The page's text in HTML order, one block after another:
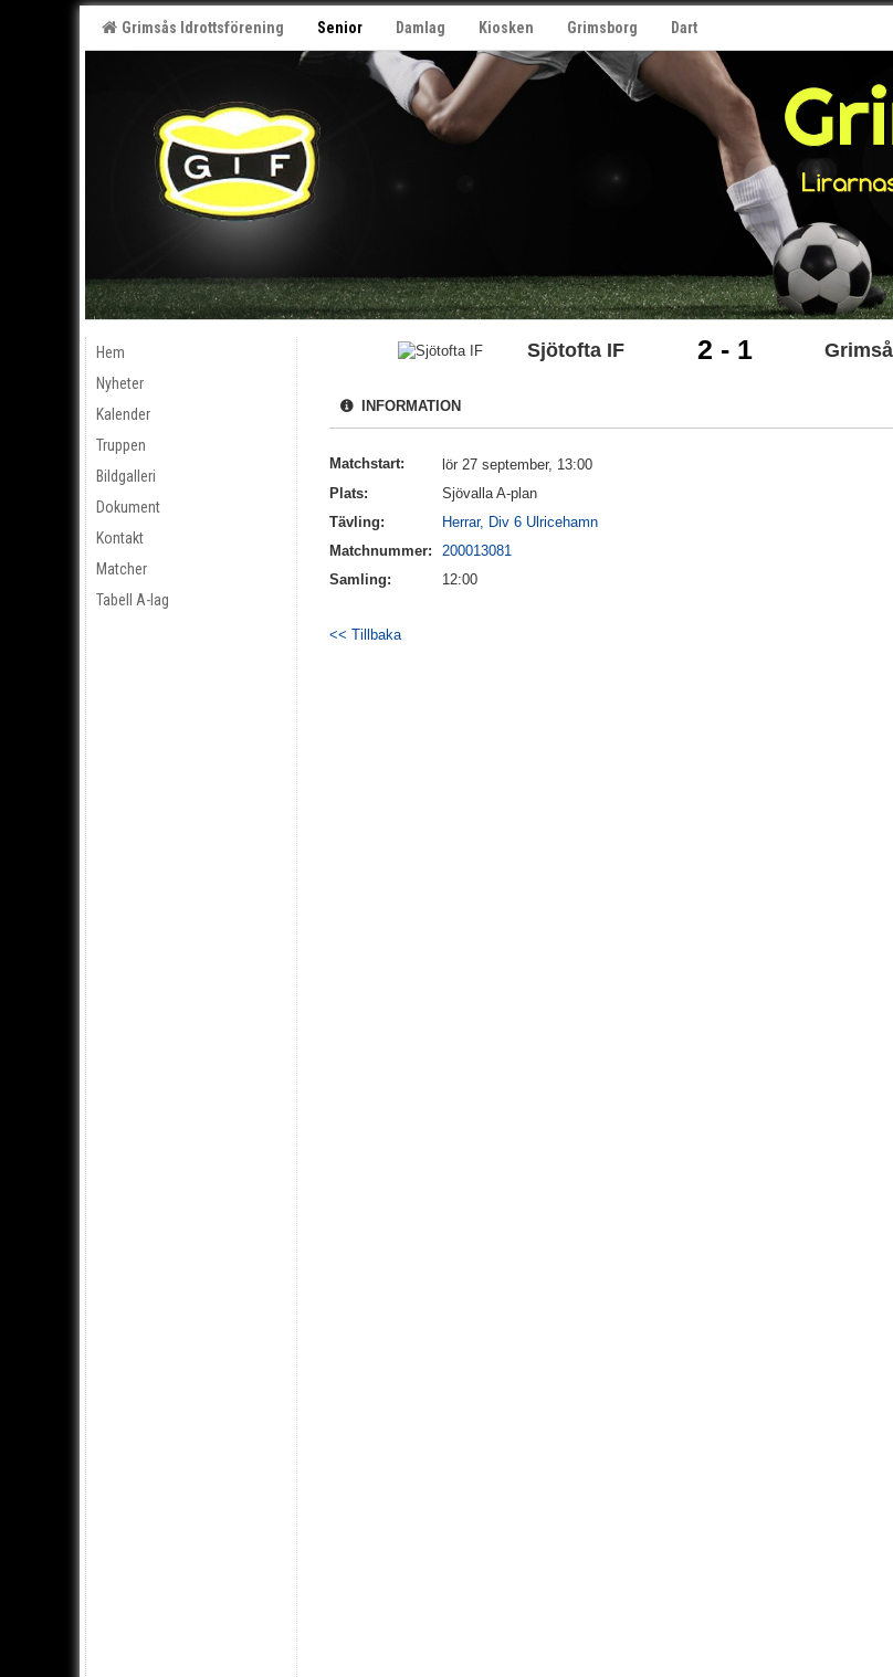
Grimsås Idrottsförening Senior Damlag Kiosken Grimsborg Dart
Hem
Nyheter
Kalender
Truppen
Bildgalleri
Dokument
Kontakt
Matcher
Tabell A-lag
Sjötofta IF 2 - 1
INFORMATION
Matchstart:
lör 27 september, 13:00
Plats:
Sjövalla A-plan
Tävling:
Herrar, Div 6 Ulricehamn
Matchnummer:
200013081
Samling:
12:00
<< Tillbaka